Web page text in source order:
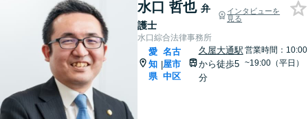
水口 哲也 弁
護士
インタビューを
見る
水口綜合法律事務所
愛
知
県
|
名古
屋市
中区
久屋大通駅
から徒歩5
分
営業時間：10:00
~19:00（平日）